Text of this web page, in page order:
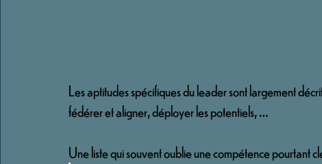
Les aptitudes spécifiques du leader sont largement
fédérer et aligner, déployer les potentiels, …
Une liste qui souvent oublie une compétence pourtant